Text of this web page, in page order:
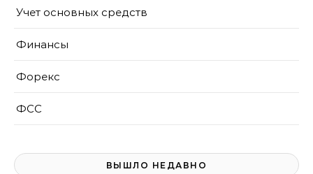
Учет основных средств
Финансы
Форекс
ФСС
ВЫШЛО НЕДАВНО